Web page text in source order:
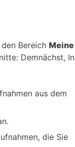
Bereich Meine
Demnächst, In
aus dem
die Sie